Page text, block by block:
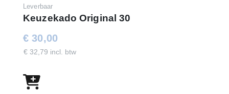
Leverbaar
Keuzekado Original 30
€ 30,00
€ 32,79 incl. btw